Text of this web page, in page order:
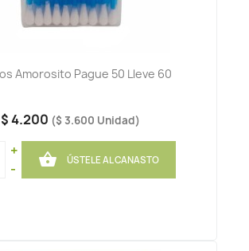
Amorosito Pague 50 Lleve 60
$ 4.200 ($ 3.600 Unidad)
+
-
 ÚSTELE AL CANASTO